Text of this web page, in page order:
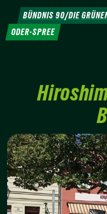
Weiter
zum
Inhalt
BÜNDNIS 90/DIE
ODER-SPREE